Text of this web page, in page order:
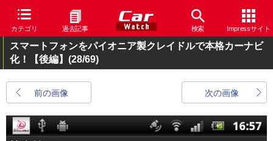
カテゴリ 過去記事 検索 Impressサイト
スマートフォンをパイオニア製クレイドルで本格カーナビ
化！【後編】 (28/69)
前の画像 次の画像